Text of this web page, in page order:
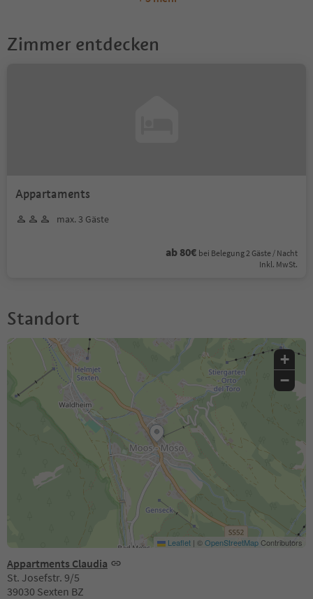
Zimmer entdecken
Appartaments
max. 3 Gäste
ab 80€ bei Belegung 2 Gäste / Nacht
Inkl. MwSt.
Standort
Appartments Claudia
St. Josefstr. 9/5
39030 Sexten BZ
+
−
Leaflet | ©OpenStreetMapContributors